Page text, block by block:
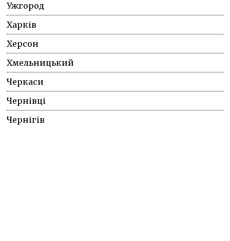
Ужгород
Харків
Херсон
Хмельницький
Черкаси
Чернівці
Чернігів